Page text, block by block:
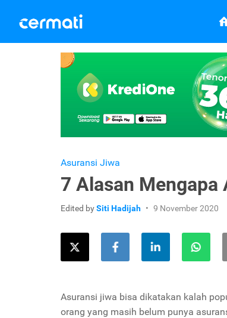
Asuransi Jiwa
7 Alasan
Edited bySiti Hadijah 9 November 2020
Asuransi jiwa bisa dikatakan kalah
orang yang masih belum punya